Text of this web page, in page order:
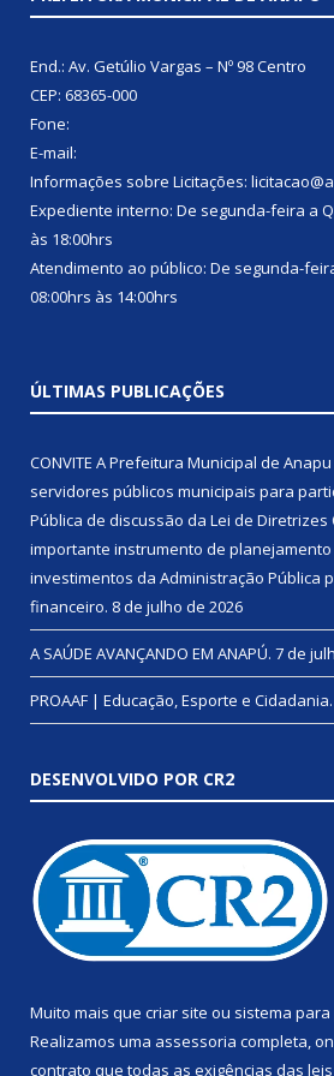
End.: Av. Getúlio Vargas – Nº 98 Centro
CEP: 68365-000
Fone:
E-mail:
Informações sobre Licitações:
Expediente interno: De segunda-feira a
às 18:00hrs
Atendimento ao público: De segunda-
08:00hrs às 14:00hrs
ÚLTIMAS PUBLICAÇÕES
CONVITE A Prefeitura Municipal de
servidores públicos municipais para
Pública de discussão da Lei de Diretrizes
importante instrumento de planejamento
investimentos da Administração Pública
financeiro. 8 de julho de 2026
A SAÚDE AVANÇANDO EM ANAPÚ. 7 de
PROAAF | Educação, Esporte e Cidadania.
DESENVOLVIDO POR CR2
Muito mais que criar site ou sistema
Realizamos uma assessoria completa,
contrato que todas as exigências das